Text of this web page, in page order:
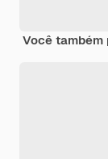
Você também